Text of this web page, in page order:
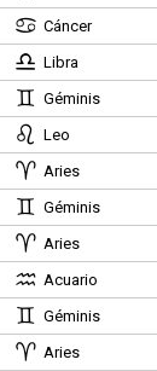
Cáncer
Libra
Géminis
Leo
Aries
Géminis
Aries
Acuario
Géminis
Aries